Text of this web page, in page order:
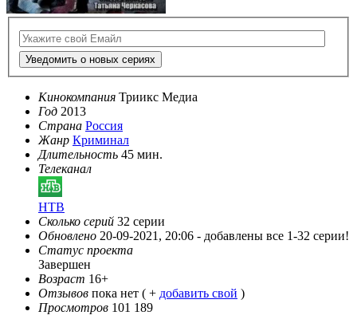
Уведомить о новых сериях
Кинокомпания Триикс Медиа
Год 2013
Страна Россия
Жанр Криминал
Длительность 45 мин.
Телеканал
НТВ
Сколько серий 32 серии
Обновлено 20-09-2021, 20:06 - добавлены все 1-32 серии!
Статус проекта
Завершен
Возраст 16+
Отзывов пока нет ( + добавить свой )
Просмотров 101 189